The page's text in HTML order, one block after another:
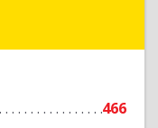
466
Подробнее